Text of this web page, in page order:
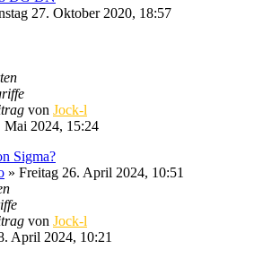
27. Oktober 2020, 18:57
von Jock-l
Mai 2024, 15:24
Sigma?
» Freitag 26. April 2024, 10:51
von Jock-l
April 2024, 10:21